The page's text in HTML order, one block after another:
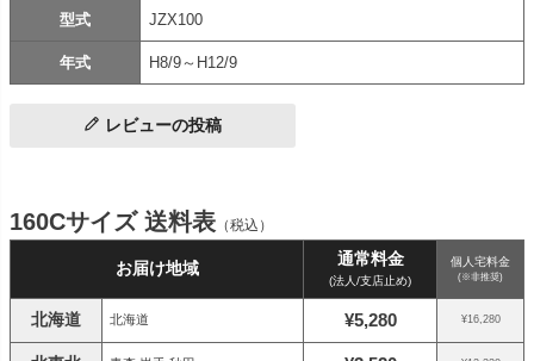
型式 JZX100
年式 H8/9～H12/9
レビューの投稿
160Cサイズ 送料表 （税込）
お届け地域 通常料金
(法人/支店止め)
個人宅料金
(※非推奨)
北海道 北海道 ¥5,280 ¥16,280